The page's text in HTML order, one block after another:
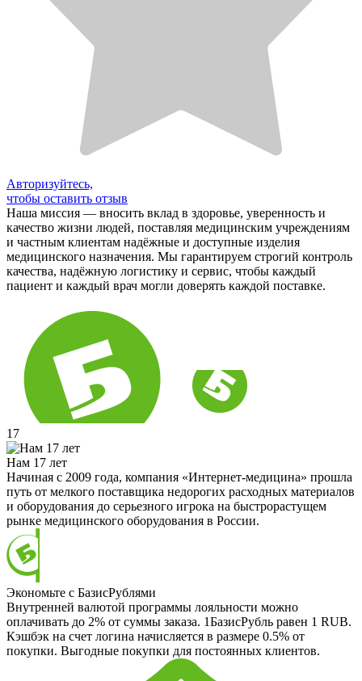
Авторизуйтесь,
чтобы оставить отзыв
Наша миссия — вносить вклад в здоровье, уверенность и
качество жизни людей, поставляя медицинским учреждениям
и частным клиентам надёжные и доступные изделия
медицинского назначения. Мы гарантируем строгий контроль
качества, надёжную логистику и сервис, чтобы каждый
пациент и каждый врач могли доверять каждой поставке.
17
Нам 17 лет
Начиная с 2009 года, компания «Интернет-медицина» прошла
путь от мелкого поставщика недорогих расходных материалов
и оборудования до серьезного игрока на быстрорастущем
рынке медицинского оборудования в России.
Экономьте с БазисРублями
Внутренней валютой программы лояльности можно
оплачивать до 2% от суммы заказа. 1БазисРубль равен 1 RUB.
Кэшбэк на счет логина начисляется в размере 0.5% от
покупки. Выгодные покупки для постоянных клиентов.